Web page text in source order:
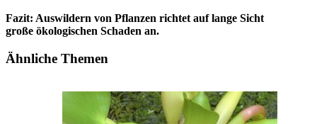
Fazit: Auswildern von Pflanzen richtet auf lange Sicht
große ökologischen Schaden an.
Ähnliche Themen